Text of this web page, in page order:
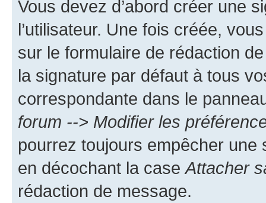
Vous devez d’abord créer une
l’utilisateur. Une fois créée,
sur le formulaire de rédaction
la signature par défaut à tous
correspondante dans le
forum --> Modifier les
pourrez toujours empêcher une
en décochant la case Attacher
rédaction de message.